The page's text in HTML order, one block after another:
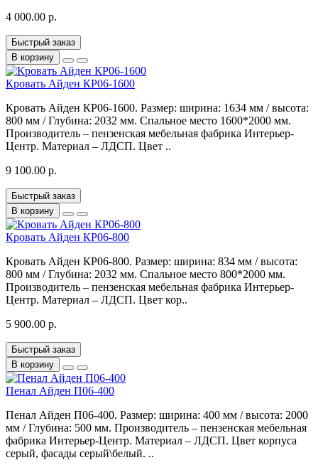
4 000.00 р.
Быстрый заказ
В корзину
Кровать Айден КР06-1600
Кровать Айден КР06-1600. Размер: ширина: 1634 мм / высота:
800 мм / Глубина: 2032 мм. Спальное место 1600*2000 мм.
Производитель – пензенская мебельная фабрика Интерьер-
Центр. Материал – ЛДСП. Цвет ..
9 100.00 р.
Быстрый заказ
В корзину
Кровать Айден КР06-800
Кровать Айден КР06-800. Размер: ширина: 834 мм / высота:
800 мм / Глубина: 2032 мм. Спальное место 800*2000 мм.
Производитель – пензенская мебельная фабрика Интерьер-
Центр. Материал – ЛДСП. Цвет кор..
5 900.00 р.
Быстрый заказ
В корзину
Пенал Айден П06-400
Пенал Айден П06-400. Размер: ширина: 400 мм / высота: 2000
мм / Глубина: 500 мм. Производитель – пензенская мебельная
фабрика Интерьер-Центр. Материал – ЛДСП. Цвет корпуса
серый, фасады серый\белый. ..